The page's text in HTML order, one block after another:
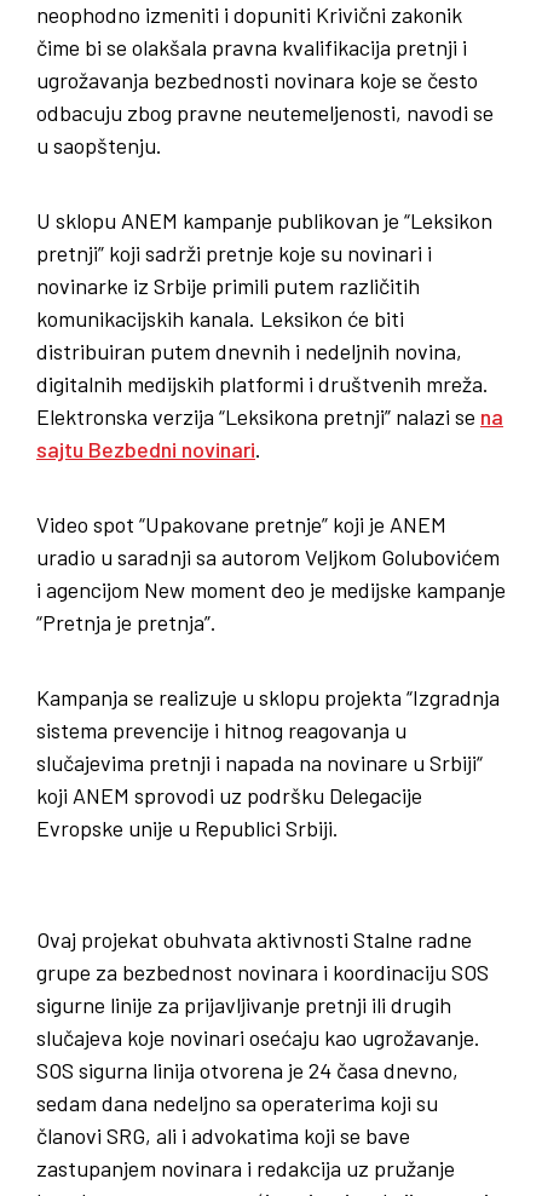
neophodno izmeniti i dopuniti Krivični zakonik
čime bi se olakšala pravna kvalifikacija pretnji i
ugrožavanja bezbednosti novinara koje se često
odbacuju zbog pravne neutemeljenosti, navodi se
u saopštenju.
U sklopu ANEM kampanje publikovan je “Leksikon
pretnji” koji sadrži pretnje koje su novinari i
novinarke iz Srbije primili putem različitih
komunikacijskih kanala. Leksikon će biti
distribuiran putem dnevnih i nedeljnih novina,
digitalnih medijskih platformi i društvenih mreža.
Elektronska verzija “Leksikona pretnji” nalazi se na
sajtu Bezbedni novinari.
Video spot “Upakovane pretnje” koji je ANEM
uradio u saradnji sa autorom Veljkom Golubovićem
i agencijom New moment deo je medijske kampanje
“Pretnja je pretnja”.
Kampanja se realizuje u sklopu projekta “Izgradnja
sistema prevencije i hitnog reagovanja u
slučajevima pretnji i napada na novinare u Srbiji“
koji ANEM sprovodi uz podršku Delegacije
Evropske unije u Republici Srbiji.
Ovaj projekat obuhvata aktivnosti Stalne radne
grupe za bezbednost novinara i koordinaciju SOS
sigurne linije za prijavljivanje pretnji ili drugih
slučajeva koje novinari osećaju kao ugrožavanje.
SOS sigurna linija otvorena je 24 časa dnevno,
sedam dana nedeljno sa operaterima koji su
članovi SRG, ali i advokatima koji se bave
zastupanjem novinara i redakcija uz pružanje